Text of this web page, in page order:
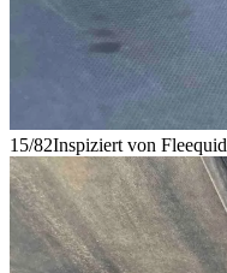
15/82Inspiziert von Fleequid